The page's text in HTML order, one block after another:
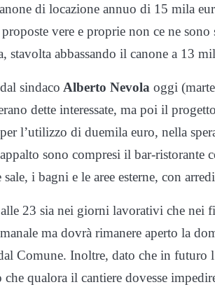
di locazione annuo di 15 mila
vere e proprie non ce ne
stavolta abbassando il canone a 13
sindaco Alberto Nevola oggi
dette interessate, ma poi il
l’utilizzo di duemila euro, nella
sono compresi il bar-ristorante
i bagni e le aree esterne, con
23 sia nei giorni lavorativi che nei
ma dovrà rimanere aperto la
Comune. Inoltre, dato che in futuro
qualora il cantiere dovesse